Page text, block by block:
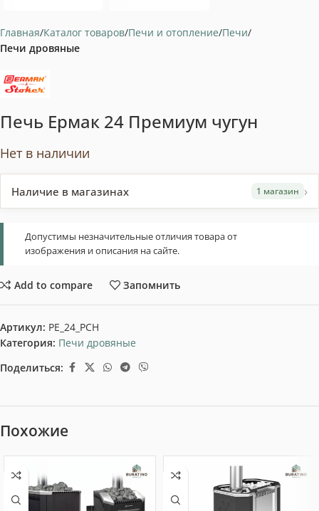
Главная Каталог товаров Печи и отопление Печи
Печи дровяные
Печь Ермак 24 Премиум чугун
Нет в наличии
Наличие в магазинах 1 магазин ›
Допустимы незначительные отличия товара от
изображения и описания на сайте.
Add to compare Запомнить
Артикул: PE_24_PCH
Категория: Печи дровяные
Поделиться:
Похожие